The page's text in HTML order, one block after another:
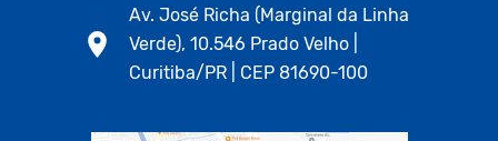
Av. José Richa (Marginal da Linha
Verde), 10.546 Prado Velho |
Curitiba/PR | CEP 81690-100